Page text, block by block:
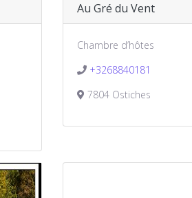
Au Gré du Vent
Chambre d’hôtes
+3268840181
7804 Ostiches